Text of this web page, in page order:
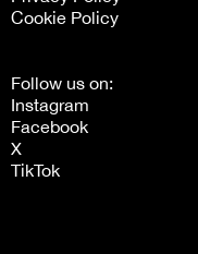
Cookie Policy
Follow us on:
Instagram
Facebook
X
TikTok